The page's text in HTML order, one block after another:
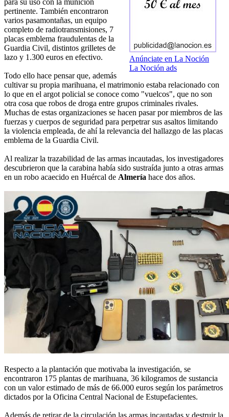
Anúnciate en La Noción
La Noción ads
para su uso con la munición
pertinente. También encontraron
varios pasamontañas, un equipo
completo de radiotransmisiones, 7
placas emblema fraudulentas de la
Guardia Civil, distintos grilletes de
lazo y 1.300 euros en efectivo.
Todo ello hace pensar que, además
cultivar su propia marihuana, el matrimonio estaba relacionado con
lo que en el argot policial se conoce como "vuelcos", que no son
otra cosa que robos de droga entre grupos criminales rivales.
Muchas de estas organizaciones se hacen pasar por miembros de las
fuerzas y cuerpos de seguridad para perpetrar sus asaltos limitando
la violencia empleada, de ahí la relevancia del hallazgo de las placas
emblema de la Guardia Civil.
Al realizar la trazabilidad de las armas incautadas, los investigadores
descubrieron que la carabina había sido sustraída junto a otras armas
en un robo acaecido en Huércal de Almería hace dos años.
Respecto a la plantación que motivaba la investigación, se
encontraron 175 plantas de marihuana, 36 kilogramos de sustancia
con un valor estimado de más de 66.000 euros según los parámetros
dictados por la Oficina Central Nacional de Estupefacientes.